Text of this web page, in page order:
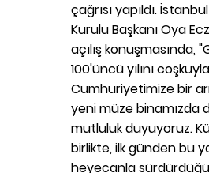
çağrısı yapıldı.
Kurulu Başkanı Oya
açılış konuşmasında,
100'üncü yılını
Cumhuriyetimize bir
yeni müze binamızda
mutluluk duyuyoruz.
birlikte, ilk günden bu
heyecanla